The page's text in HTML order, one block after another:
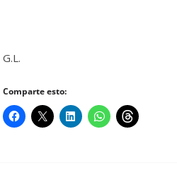
G.L.
Comparte esto: